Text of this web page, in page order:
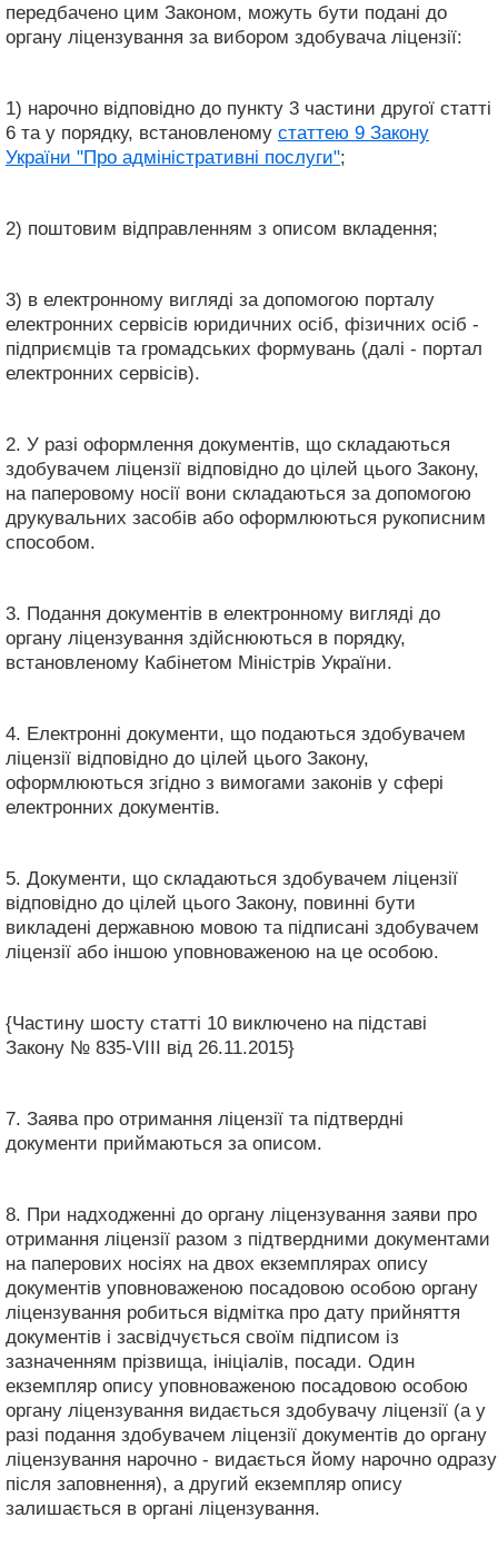
передбачено цим Законом, можуть бути подані до
органу ліцензування за вибором здобувача ліцензії:
1) нарочно відповідно до пункту 3 частини другої статті
6 та у порядку, встановленому статтею 9 Закону
України "Про адміністративні послуги";
2) поштовим відправленням з описом вкладення;
3) в електронному вигляді за допомогою порталу
електронних сервісів юридичних осіб, фізичних осіб -
підприємців та громадських формувань (далі - портал
електронних сервісів).
2. У разі оформлення документів, що складаються
здобувачем ліцензії відповідно до цілей цього Закону,
на паперовому носії вони складаються за допомогою
друкувальних засобів або оформлюються рукописним
способом.
3. Подання документів в електронному вигляді до
органу ліцензування здійснюються в порядку,
встановленому Кабінетом Міністрів України.
4. Електронні документи, що подаються здобувачем
ліцензії відповідно до цілей цього Закону,
оформлюються згідно з вимогами законів у сфері
електронних документів.
5. Документи, що складаються здобувачем ліцензії
відповідно до цілей цього Закону, повинні бути
викладені державною мовою та підписані здобувачем
ліцензії або іншою уповноваженою на це особою.
{Частину шосту статті 10 виключено на підставі
Закону № 835-VIII від 26.11.2015}
7. Заява про отримання ліцензії та підтвердні
документи приймаються за описом.
8. При надходженні до органу ліцензування заяви про
отримання ліцензії разом з підтвердними документами
на паперових носіях на двох екземплярах опису
документів уповноваженою посадовою особою органу
ліцензування робиться відмітка про дату прийняття
документів і засвідчується своїм підписом із
зазначенням прізвища, ініціалів, посади. Один
екземпляр опису уповноваженою посадовою особою
органу ліцензування видається здобувачу ліцензії (а у
разі подання здобувачем ліцензії документів до органу
ліцензування нарочно - видається йому нарочно одразу
після заповнення), а другий екземпляр опису
залишається в органі ліцензування.